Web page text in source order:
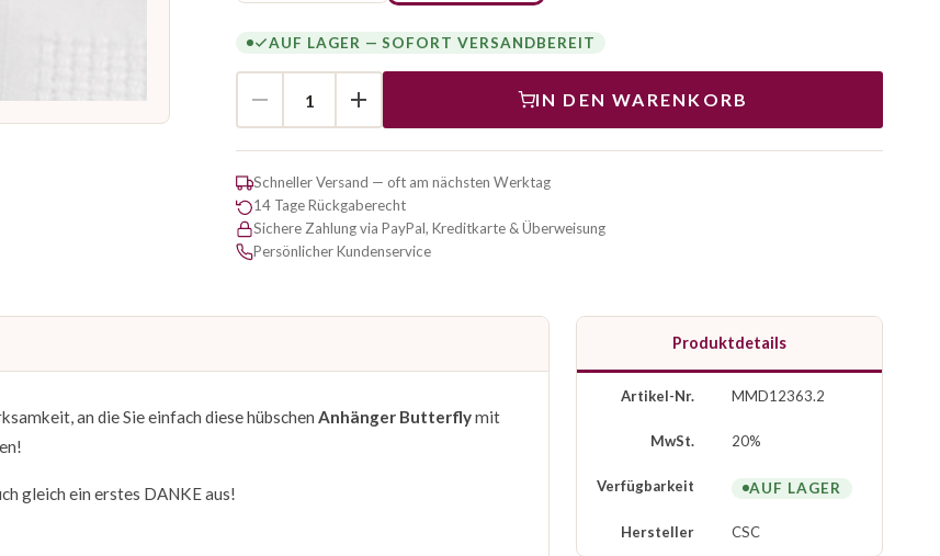
AUF LAGER — SOFORT VERSANDBEREIT
IN DEN WARENKORB
Schneller Versand — oft am nächsten Werktag
14 Tage Rückgaberecht
Sichere Zahlung via PayPal, Kreditkarte & Überweisung
Persönlicher Kundenservice
an die Sie einfach diese hübschen Anhänger Butterflymit
gleich ein erstes DANKE aus!
Produktdetails
Artikel-Nr. MMD12363.2
MwSt. 20%
Verfügbarkeit AUF LAGER
Hersteller CSC